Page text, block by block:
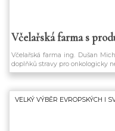
Včelařská farma s
Včelařská farma ing. Dušan
doplňků stravy pro onkologicky
VELKÝ VÝBĚR EVROPSKÝCH I